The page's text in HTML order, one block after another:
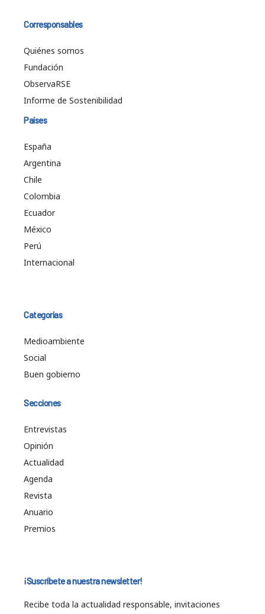
Corresponsables
Quiénes somos
Fundación
ObservaRSE
Informe de Sostenibilidad
Países
España
Argentina
Chile
Colombia
Ecuador
México
Perú
Internacional
Categorías
Medioambiente
Social
Buen gobierno
Secciones
Entrevistas
Opinión
Actualidad
Agenda
Revista
Anuario
Premios
¡Suscríbete a nuestra newsletter!
Recibe toda la actualidad responsable, invitaciones